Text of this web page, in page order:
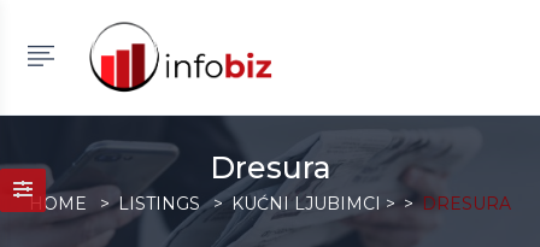
Dresura
HOME LISTINGS KUĆNI LJUBIMCI > DRESURA